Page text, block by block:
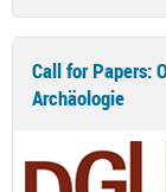
Call for Papers:
Archäologie